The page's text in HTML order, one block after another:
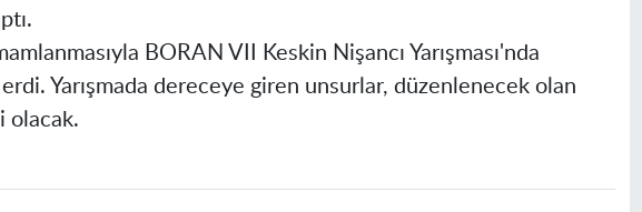
BORAN VII Keskin Nişancı Yarışması'nda
Yarışmada dereceye giren unsurlar, düzenlenecek olan
olacak.